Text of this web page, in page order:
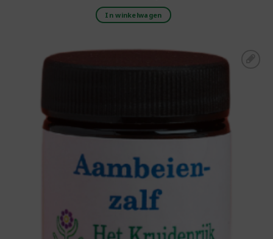
In winkelwagen